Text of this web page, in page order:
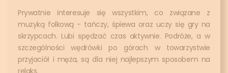
Prywatnie interesuje się wszystkim, co związane z
muzyką folkową - tańczy, śpiewa oraz uczy się gry na
skrzypcach. Lubi spędzać czas aktywnie. Podróże, a w
szczególności wędrówki po górach w towarzystwie
przyjaciół i męża, są dla niej najlepszym sposobem na
relaks.